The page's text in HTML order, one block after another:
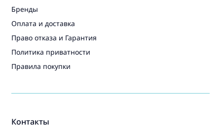
Контакты
Бренды
Оплата и доставка
Право отказа и Гарантия
Политика приватности
Правила покупки